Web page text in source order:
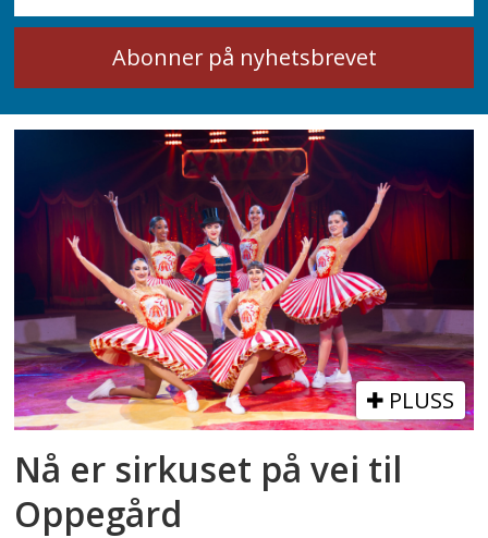
PLUSS
Nå er sirkuset på vei til
Oppegård